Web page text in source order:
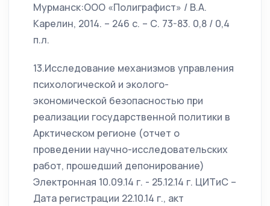
Мурманск:ООО «Полиграфист» / В.А.
Карелин, 2014. – 246 с. – С. 73-83. 0,8 / 0,4
п.л.
13.Исследование механизмов управления
психологической и эколого-
экономической безопасностью при
реализации государственной политики в
Арктическом регионе (отчет о
проведении научно-исследовательских
работ, прошедший депонирование)
Электронная 10.09.14 г. - 25.12.14 г. ЦИТиС –
Дата регистрации 22.10.14 г., акт